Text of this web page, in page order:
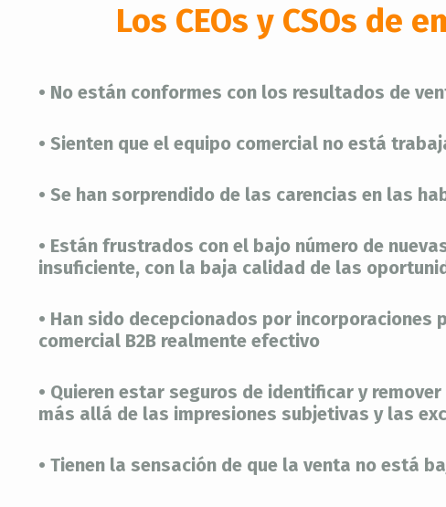
Los CEOs y CSOs de
• No están conformes con los resultados de
• Sienten que el equipo comercial no está
• Se han sorprendido de las carencias en las
• Están frustrados con el bajo número de
insuficiente, con la baja calidad de las
• Han sido decepcionados por
comercial B2B realmente efectivo
• Quieren estar seguros de identificar y
más allá de las impresiones subjetivas y las
• Tienen la sensación de que la venta no está